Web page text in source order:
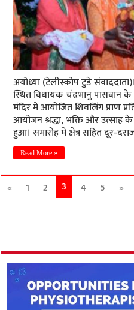
अयोध्या (टेलीस्कोप टुडे
स्थित विधायक चंद्रभानु पासवान
मंदिर में आयोजित शिवलिंग प्राण
आयोजन श्रद्धा, भक्ति और उत्साह
हुआ। समारोह में क्षेत्र सहित दूर-
Read More »
« 1 2 3 4 5 »